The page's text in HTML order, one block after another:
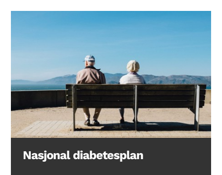
Nasjonal diabetesplan